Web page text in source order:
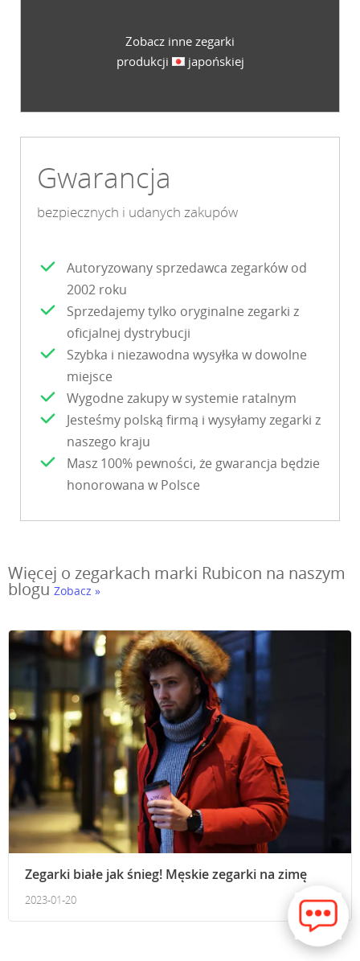
Zobacz inne zegarki
produkcji
japońskiej
Gwarancja
bezpiecznych i udanych zakupów
Autoryzowany sprzedawca zegarków od
2002 roku
Sprzedajemy tylko oryginalne zegarki z
oficjalnej dystrybucji
Szybka i niezawodna wysyłka w dowolne
miejsce
Wygodne zakupy w systemie ratalnym
Jesteśmy polską firmą i wysyłamy zegarki z
naszego kraju
Masz 100% pewności, że gwarancja będzie
honorowana w Polsce
Więcej o zegarkach marki Rubicon na naszym
bloguZobacz »
Zegarki białe jak śnieg! Męskie zegarki na zimę
2023-01-20